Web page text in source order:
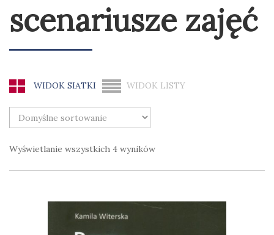
scenariusze zajęć
WIDOK SIATKI WIDOK LISTY
Wyświetlanie wszystkich 4 wyników